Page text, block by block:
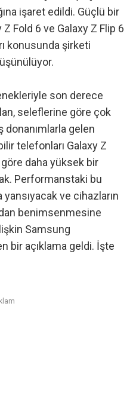
işaret edildi. Güçlü bir
Fold 6 ve Galaxy Z Flip 6
konusunda şirketi
son derece
seleflerine göre çok
gelen
telefonları Galaxy Z
göre daha yüksek bir
Performanstaki bu
yansıyacak ve cihazların
benimsenmesine
Samsung
bir açıklama geldi. İşte